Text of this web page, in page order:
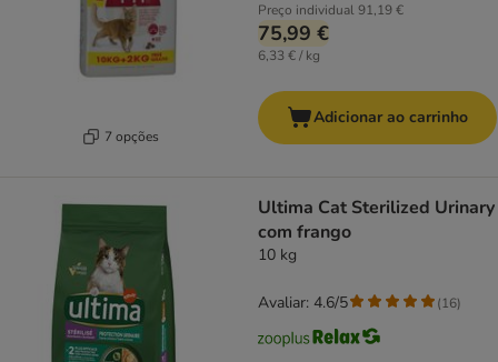
7 opções
Preço individual91,19 €
75,99 €
6,33 € / kg
Adicionar ao carrinho
Ultima Cat Sterilized Urinary
com frango
10 kg
Avaliar: 4.6/5 (16)